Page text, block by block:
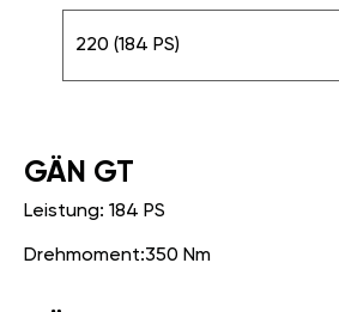
220 (184 PS)
GÄN GT
Leistung: 184 PS
Drehmoment:350 Nm